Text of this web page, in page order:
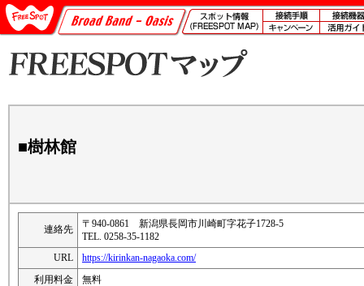
■樹林館
連絡先
〒940-0861 新潟県長岡市川崎町字花子1728-5
TEL. 0258-35-1182
URL
https://kirinkan-nagaoka.com/
利用料金
無料